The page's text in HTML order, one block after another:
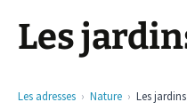
Les
Les adresses Nature Les